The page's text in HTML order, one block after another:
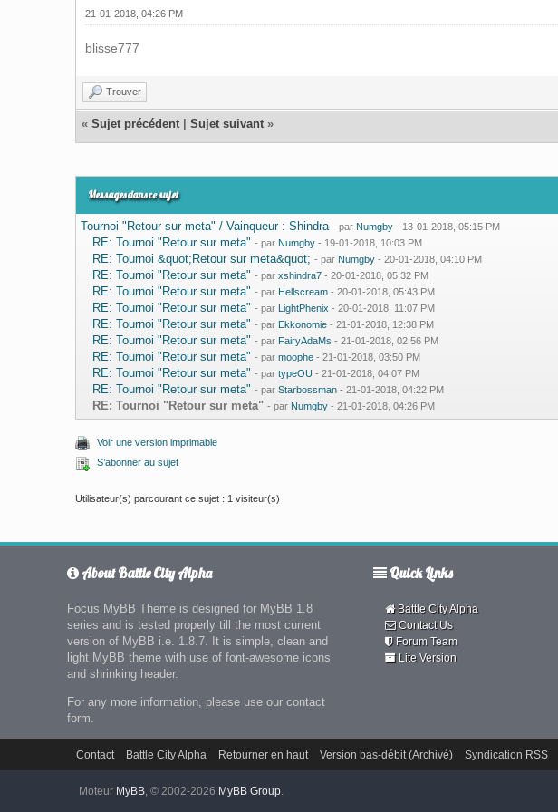
21-01-2018, 04:26 PM
blisse777
Trouver
« Sujet précédent| Sujet suivant»
Messages dans ce sujet
Tournoi "Retour sur meta" / Vainqueur : Shindra - par Numgby- 13-01-2018, 05:15 PM
RE: Tournoi "Retour sur meta" - par Numgby- 19-01-2018, 10:03 PM
RE: Tournoi &quot;Retour sur meta&quot; - par Numgby- 20-01-2018, 04:10 PM
RE: Tournoi "Retour sur meta" - par xshindra7- 20-01-2018, 05:32 PM
RE: Tournoi "Retour sur meta" - par Hellscream- 20-01-2018, 05:43 PM
RE: Tournoi "Retour sur meta" - par LightPhenix - 20-01-2018, 11:07 PM
RE: Tournoi "Retour sur meta" - par Ekkonomie- 21-01-2018, 12:38 PM
RE: Tournoi "Retour sur meta" - par FairyAdaMs - 21-01-2018, 02:56 PM
RE: Tournoi "Retour sur meta" - par moophe- 21-01-2018, 03:50 PM
RE: Tournoi "Retour sur meta" - par typeOU - 21-01-2018, 04:07 PM
RE: Tournoi "Retour sur meta" - par Starbossman- 21-01-2018, 04:22 PM
RE: Tournoi "Retour sur meta" - par Numgby- 21-01-2018, 04:26 PM
Voir une version imprimable
S’abonner au sujet
Utilisateur(s) parcourant ce sujet : 1 visiteur(s)
About Battle City Alpha
Focus MyBB Theme is designed for MyBB 1.8
series and is tested properly till the most current
version of MyBB i.e. 1.8.7. It is simple, clean and
light MyBB theme with use of font-awesome icons
and shrinking header.
For any more information, please use our contact
form.
Quick Links
Battle City Alpha
Contact Us
Forum Team
Lite Version
Contact Battle City Alpha Retourner en haut Version bas-débit (Archivé) Syndication RSS
Moteur MyBB, © 2002-2026 MyBB Group.